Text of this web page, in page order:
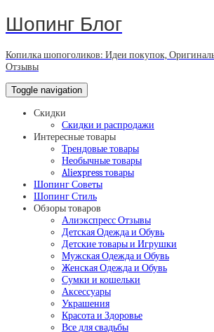
Шопинг Блог
Копилка шопоголиков: Идеи покупок,
Отзывы
Toggle navigation
Скидки
Скидки и распродажи
Интересные товары
Трендовые товары
Необычные товары
Aliexpress товары
Шопинг Советы
Шопинг Стиль
Обзоры товаров
Алиэкспресс Отзывы
Детская Одежда и Обувь
Детские товары и Игрушки
Мужская Одежда и Обувь
Женская Одежда и Обувь
Сумки и кошельки
Аксессуары
Украшения
Красота и Здоровье
Все для свадьбы